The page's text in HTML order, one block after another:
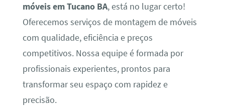
móveis em Tucano BA, está no lugar certo!
Oferecemos serviços de montagem de móveis
com qualidade, eficiência e preços
competitivos. Nossa equipe é formada por
profissionais experientes, prontos para
transformar seu espaço com rapidez e
precisão.